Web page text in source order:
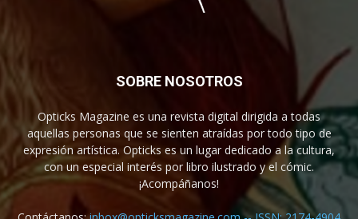
SOBRE NOSOTROS
Opticks Magazine es una revista digital dirigida a todas
aquellas personas que se sienten atraídas por todo tipo de
expresión artística. Opticks es un lugar dedicado a la cultura,
con un especial interés por libro ilustrado y el cómic.
¡Acompáñanos!